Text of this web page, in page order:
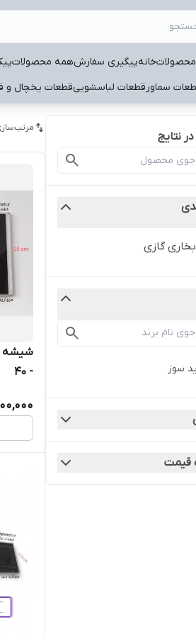
خانهپیگیری سفارشهمه محصولات
سماورقطعات لباسشوییقطعات یخچال و
نتایج
گازی
سوز
قیمت
- 40